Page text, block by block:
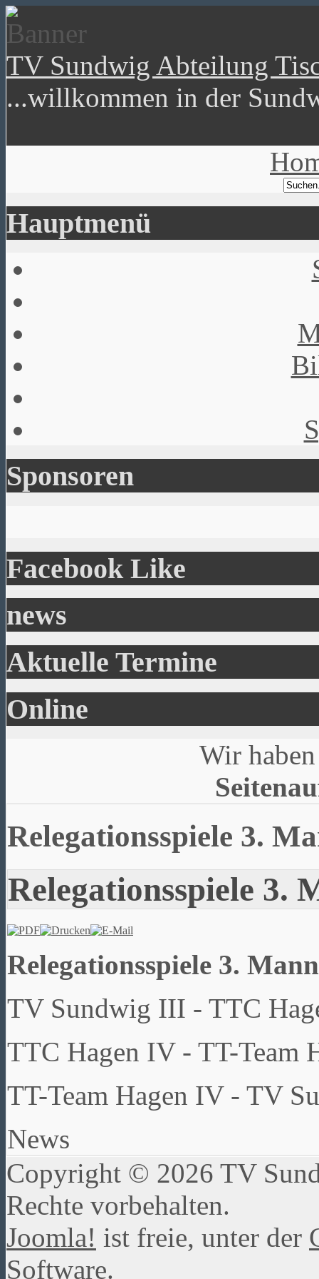
TV Sundwig Abteilung
...willkommen in der
Hauptmenü
Sponsoren
Facebook Like
news
Aktuelle Termine
Online
Wir
Relegationsspiele 3.
Relegationsspiele 3.
Relegationsspiele 3.
TV Sundwig III - TTC
TTC Hagen IV - TT-Team
TT-Team Hagen IV - TV
News
Copyright © 2026 TV
Rechte vorbehalten.
Joomla! ist freie, unter der
Software.